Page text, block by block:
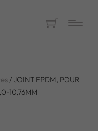
/ JOINT EPDM, POUR
10,76MM